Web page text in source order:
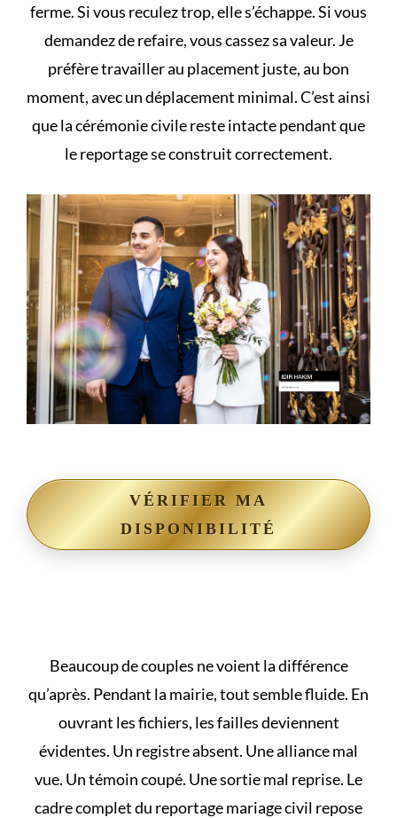
ferme. Si vous reculez trop, elle s’échappe. Si vous
demandez de refaire, vous cassez sa valeur. Je
préfère travailler au placement juste, au bon
moment, avec un déplacement minimal. C’est ainsi
que la cérémonie civile reste intacte pendant que
le reportage se construit correctement.
VÉRIFIER MA
DISPONIBILITÉ
Beaucoup de couples ne voient la différence
qu’après. Pendant la mairie, tout semble fluide. En
ouvrant les fichiers, les failles deviennent
évidentes. Un registre absent. Une alliance mal
vue. Un témoin coupé. Une sortie mal reprise. Le
cadre complet du reportage mariage civil repose